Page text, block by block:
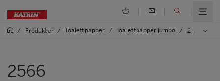
/ Produkter / Toalettpapper / Toalettpapper jumbo / 2566 Katrin Jumbo Toalettpapper L 250 meter
2566